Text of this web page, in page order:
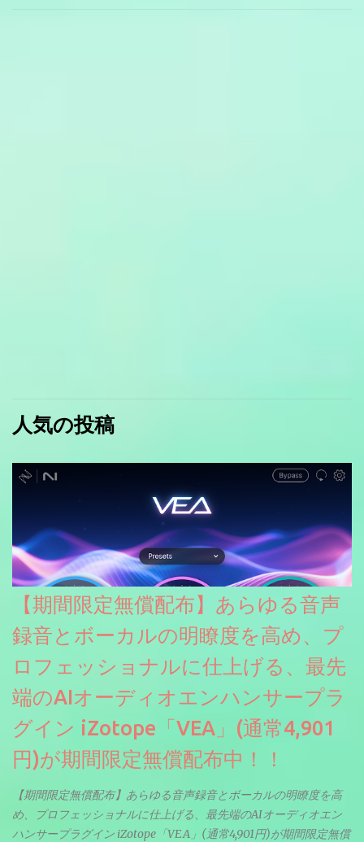
人気の投稿
【期間限定無償配布】あらゆる音声
録音とボーカルの明瞭度を高め、プ
ロフェッショナルに仕上げる、最先
端のAIオーディオエンハンサープラ
グイン iZotope「VEA」(通常4,901
円)が期間限定無償配布中！！
【期間限定無償配布】あらゆる音声録音とボーカルの明瞭度を高
め、プロフェッショナルに仕上げる、最先端のAIオーディオエン
ハンサープラグイン iZotope「VEA」(通常4,901円)が期間限定無償